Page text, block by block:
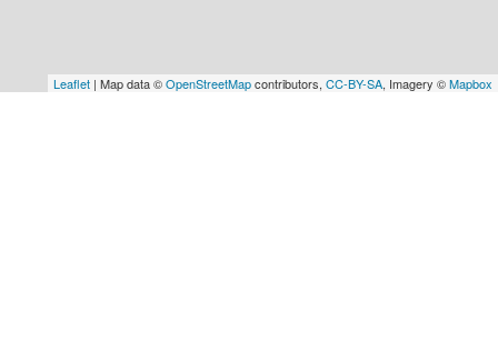
Leaflet | Map data ©OpenStreetMapcontributors, CC-BY-SA, Imagery ©Mapbox